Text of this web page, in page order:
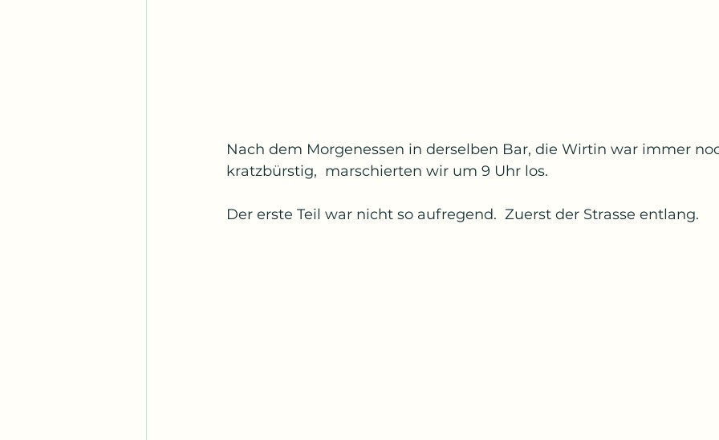
Nach dem Morgenessen in derselben Bar, die Wirtin war immer
kratzbürstig,  marschierten wir um 9 Uhr los.
Der erste Teil war nicht so aufregend.  Zuerst der Strasse entlang.